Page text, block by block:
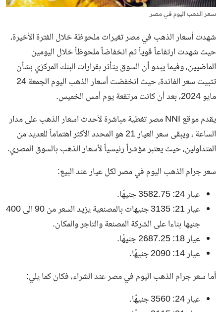
سعر الذهب اليوم في مصر
شهدت أسعار الذهب في مصر تغيرات ملحوظة خلال الفترة الأخيرة،
حيث شهدت ارتفاعاً قوياً ثم انخفاضاً ملحوظاً خلال اليومين
الماضيين، وفيما يبدو أن السوق يتأثر بقرارات البنك المركزي بشأن
تثبيت سعر الفائدة، حيث انخفضتأسعار الذهب اليوم
الجمعة 24
مايو 2024، بعد أن كانت مرتفعة يوم أمس الخميس.
يقدم موقع NNI مصر تغطية مباشرة لأحدث اسعار الذهب على مدار
الساعة ، ويبقى سعر العيار 21 هو المحدد الأكثر اهتماماً للعديد من
المتداولين، حيث يعتبر مؤشراً رئيسياً لأسعار الذهب بالسوق المصري.
سعر جرام الذهب اليوم في مصر لكل عيار عند البيع:
عيار 24:
جنيهًا.
عيار 21:
جنيهات بالمصنعية يزيد السعر من 90 الى 400
جنيها بناءا على الشركة المصنعة والتاجر والمكان.
عيار 18:
جنيهًا.
عيار 14:
جنيهًا.
أما سعر جرام الذهب اليوم في مصر عند الشراء، فكان كما يلي:
عيار 24:
جنيهًا.